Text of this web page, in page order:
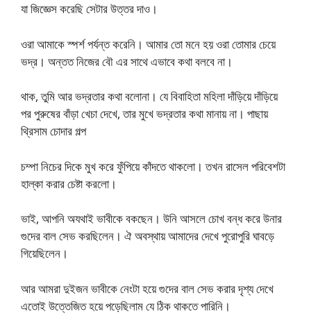
যা জিজ্ঞেস করেছি সেটার উত্তর দাও।
ওরা আমাকে স্পর্শ পর্যন্ত করেনি। আমার তো মনে হয় ওরা তোমার চেয়ে
ভদ্র। অন্তত নিজের বৌ এর সাথে এভাবে কথা বলবে না।
থাক, তুমি আর ভদ্রতার কথা বলোনা। যে বিবাহিতা মহিলা দাঁড়িয়ে দাঁড়িয়ে
পর পুরুষের বাঁড়া খেচা দেখে, তার মুখে ভদ্রতার কথা মানায় না। পাছায়
থ্রিসাম চোদার গল্প
চম্পা নিচের দিকে মুখ করে ফুঁপিয়ে কাঁদতে থাকলো। তখন রাসেল পরিবেশটা
হাল্কা করার চেষ্টা করলো।
ভাই, আপনি অযথাই ভাবীকে বকছেন। উনি আসলে চোখ বন্ধ করে উনার
গুদের বাল সেভ করছিলেন। ঐ অবস্থায় আমাদের দেখে পুরোপুরি ঘাবড়ে
গিয়েছিলেন।
আর আমরা দুইজন ভাবীকে নেংটা হয়ে গুদের বাল সেভ করার দৃশ্য দেখে
এতোই উত্তেজিত হয়ে পড়েছিলাম যে ঠিক থাকতে পারিনি।